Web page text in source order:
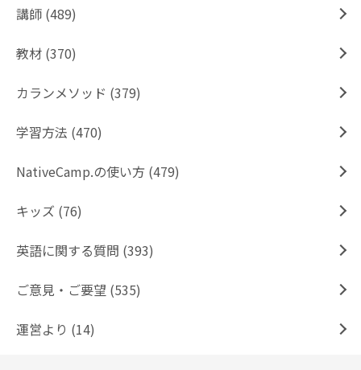
講師 (489)
教材 (370)
カランメソッド (379)
学習方法 (470)
NativeCamp.の使い方 (479)
キッズ (76)
英語に関する質問 (393)
ご意見・ご要望 (535)
運営より (14)